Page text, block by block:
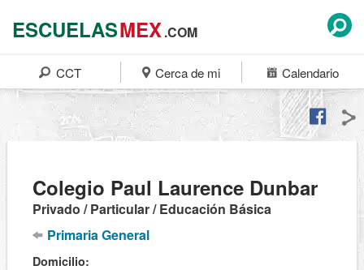
ESCUELASMEX.COM
CCT Cerca de mi Calendario
Colegio Paul Laurence Dunbar
Privado / Particular / Educación Básica
Primaria General
Domicilio: